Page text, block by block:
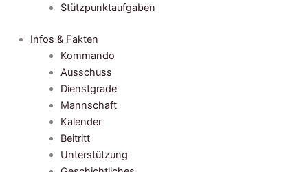
Stützpunktaufgaben
Infos & Fakten
Kommando
Ausschuss
Dienstgrade
Mannschaft
Kalender
Beitritt
Unterstützung